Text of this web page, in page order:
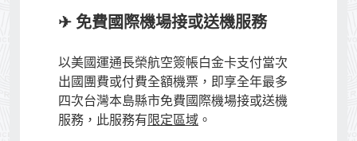
✈ 免費國際機場接或送機服務
以美國運通長榮航空簽帳白金卡支付當次
出國團費或付費全額機票，即享全年最多
四次台灣本島縣市免費國際機場接或送機
服務，此服務有限定區域 。